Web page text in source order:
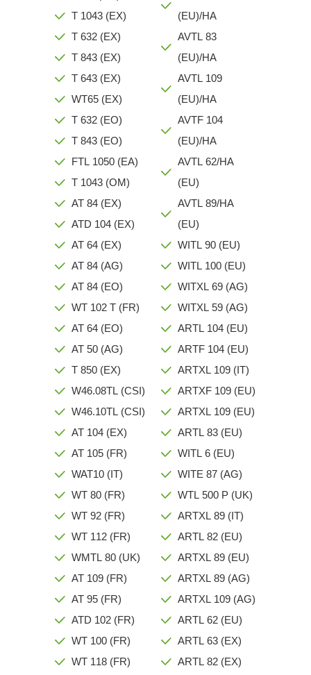
T 1043 (EX)
T 632 (EX)
T 843 (EX)
T 643 (EX)
WT65 (EX)
T 632 (EO)
T 843 (EO)
FTL 1050 (EA)
T 1043 (OM)
AT 84 (EX)
ATD 104 (EX)
AT 64 (EX)
AT 84 (AG)
AT 84 (EO)
WT 102 T (FR)
AT 64 (EO)
AT 50 (AG)
T 850 (EX)
W46.08TL (CSI)
W46.10TL (CSI)
AT 104 (EX)
AT 105 (FR)
WAT10 (IT)
WT 80 (FR)
WT 92 (FR)
WT 112 (FR)
WMTL 80 (UK)
AT 109 (FR)
AT 95 (FR)
ATD 102 (FR)
WT 100 (FR)
WT 118 (FR)
(EU)/HA
AVTL 83
(EU)/HA
AVTL 109
(EU)/HA
AVTF 104
(EU)/HA
AVTL 62/HA
(EU)
AVTL 89/HA
(EU)
WITL 90 (EU)
WITL 100 (EU)
WITXL 69 (AG)
WITXL 59 (AG)
ARTL 104 (EU)
ARTF 104 (EU)
ARTXL 109 (IT)
ARTXF 109 (EU)
ARTXL 109 (EU)
ARTL 83 (EU)
WITL 6 (EU)
WITE 87 (AG)
WTL 500 P (UK)
ARTXL 89 (IT)
ARTL 82 (EU)
ARTXL 89 (EU)
ARTXL 89 (AG)
ARTXL 109 (AG)
ARTL 62 (EU)
ARTL 63 (EX)
ARTL 82 (EX)